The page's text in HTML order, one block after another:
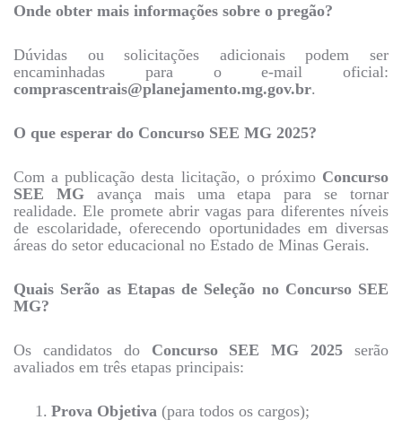
Onde obter mais informações sobre o pregão?
Dúvidas ou solicitações adicionais podem ser
encaminhadas para o e-mail oficial:
comprascentrais@planejamento.mg.gov.br.
O que esperar do Concurso SEE MG 2025?
Com a publicação desta licitação, o próximo Concurso
SEE MGavança mais uma etapa para se tornar
realidade. Ele promete abrir vagas para diferentes níveis
de escolaridade, oferecendo oportunidades em diversas
áreas do setor educacional no Estado de Minas Gerais.
Quais Serão as Etapas de Seleção no Concurso SEE
MG?
Os candidatos do Concurso SEE MG 2025 serão
avaliados em três etapas principais:
1. Prova Objetiva (para todos os cargos);